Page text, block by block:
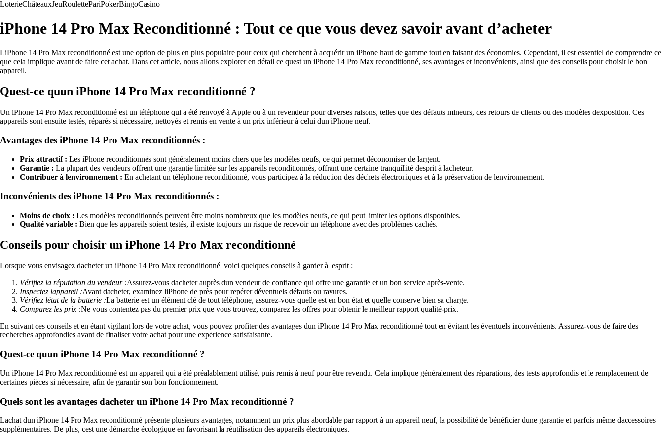
LoterieChâteauxJeuRoulettePariPokerBingoCasino
iPhone 14 Pro Max Reconditionné : Tout ce que vous devez savoir avant d’acheter
LiPhone 14 Pro Max reconditionné est une option de plus en plus populaire pour ceux qui cherchent à acquérir un iPhone haut de gamme tout en faisant des économies. Cependant, il est essentiel de comprendre ce
que cela implique avant de faire cet achat. Dans cet article, nous allons explorer en détail ce quest un iPhone 14 Pro Max reconditionné, ses avantages et inconvénients, ainsi que des conseils pour choisir le bon
appareil.
Quest-ce quun iPhone 14 Pro Max reconditionné ?
Un iPhone 14 Pro Max reconditionné est un téléphone qui a été renvoyé à Apple ou à un revendeur pour diverses raisons, telles que des défauts mineurs, des retours de clients ou des modèles dexposition. Ces
appareils sont ensuite testés, réparés si nécessaire, nettoyés et remis en vente à un prix inférieur à celui dun iPhone neuf.
Avantages des iPhone 14 Pro Max reconditionnés :
Prix attractif : Les iPhone reconditionnés sont généralement moins chers que les modèles neufs, ce qui permet déconomiser de largent.
Garantie : La plupart des vendeurs offrent une garantie limitée sur les appareils reconditionnés, offrant une certaine tranquillité desprit à lacheteur.
Contribuer à lenvironnement : En achetant un téléphone reconditionné, vous participez à la réduction des déchets électroniques et à la préservation de lenvironnement.
Inconvénients des iPhone 14 Pro Max reconditionnés :
Moins de choix : Les modèles reconditionnés peuvent être moins nombreux que les modèles neufs, ce qui peut limiter les options disponibles.
Qualité variable : Bien que les appareils soient testés, il existe toujours un risque de recevoir un téléphone avec des problèmes cachés.
Conseils pour choisir un iPhone 14 Pro Max reconditionné
Lorsque vous envisagez dacheter un iPhone 14 Pro Max reconditionné, voici quelques conseils à garder à lesprit :
Vérifiez la réputation du vendeur :Assurez-vous dacheter auprès dun vendeur de confiance qui offre une garantie et un bon service après-vente.
Inspectez lappareil :Avant dacheter, examinez liPhone de près pour repérer déventuels défauts ou rayures.
Vérifiez létat de la batterie :La batterie est un élément clé de tout téléphone, assurez-vous quelle est en bon état et quelle conserve bien sa charge.
Comparez les prix :Ne vous contentez pas du premier prix que vous trouvez, comparez les offres pour obtenir le meilleur rapport qualité-prix.
En suivant ces conseils et en étant vigilant lors de votre achat, vous pouvez profiter des avantages dun iPhone 14 Pro Max reconditionné tout en évitant les éventuels inconvénients. Assurez-vous de faire des
recherches approfondies avant de finaliser votre achat pour une expérience satisfaisante.
Quest-ce quun iPhone 14 Pro Max reconditionné ?
Un iPhone 14 Pro Max reconditionné est un appareil qui a été préalablement utilisé, puis remis à neuf pour être revendu. Cela implique généralement des réparations, des tests approfondis et le remplacement de
certaines pièces si nécessaire, afin de garantir son bon fonctionnement.
Quels sont les avantages dacheter un iPhone 14 Pro Max reconditionné ?
Lachat dun iPhone 14 Pro Max reconditionné présente plusieurs avantages, notamment un prix plus abordable par rapport à un appareil neuf, la possibilité de bénéficier dune garantie et parfois même daccessoires
supplémentaires. De plus, cest une démarche écologique en favorisant la réutilisation des appareils électroniques.